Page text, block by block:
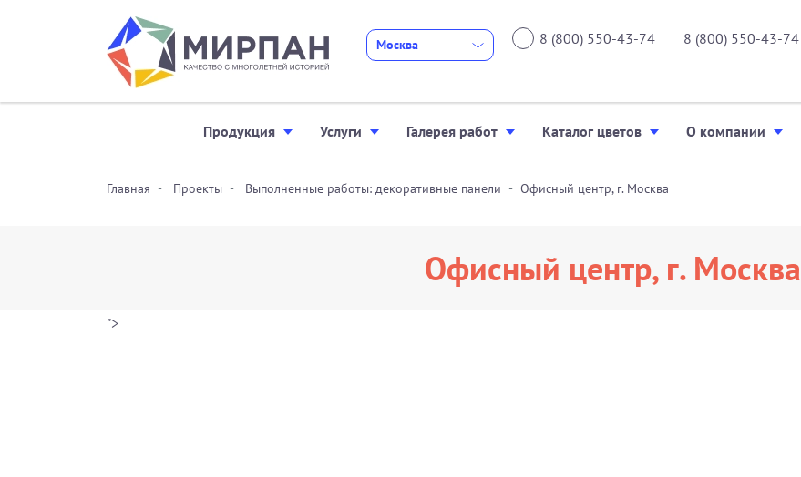
Москва 8 (800) 550-43-74 8 (800) 550-43-74
Продукция Услуги Галерея работ Каталог цветов О компании
Главная Проекты Выполненные работы: декоративные панели Офисный центр, г. Москва
Офисный центр, г. Москва
">